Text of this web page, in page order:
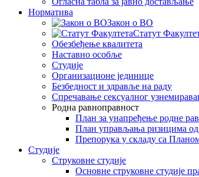
Норматива
Закон о ВО
Статут
Обезбеђење квалитета
Наставно особље
Студије
Организационе јединице
Безбедност и здравље на раду
Спречавање сексуалног
Родна равноправност
План за унапређење родне
План управљања ризицима од
Препорука у складу са
Студије
Струковне студије
Основне струковне студије